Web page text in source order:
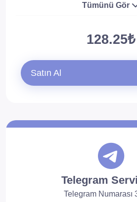
Tümünü Gör
128.25₺
Satın Al
Telegram
Telegram Numarası